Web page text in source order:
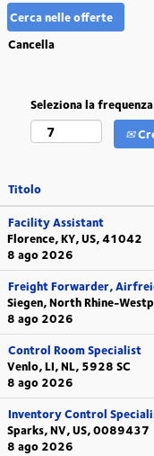
Cancella
Seleziona la
Titolo
Facility Assistant
Florence, KY, US, 41042
8 ago 2026
Freight Forwarder,
Siegen, North Rhine-
8 ago 2026
Control Room Specialist
Venlo, LI, NL, 5928 SC
8 ago 2026
Inventory Control
Sparks, NV, US, 0089437
8 ago 2026